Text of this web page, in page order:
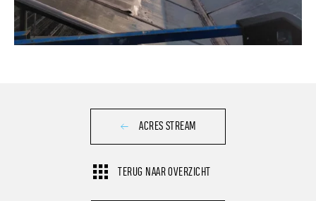
ACRES STREAM
TERUG NAAR OVERZICHT